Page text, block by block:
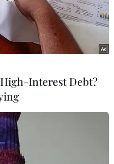
#USD
Interest Debt?